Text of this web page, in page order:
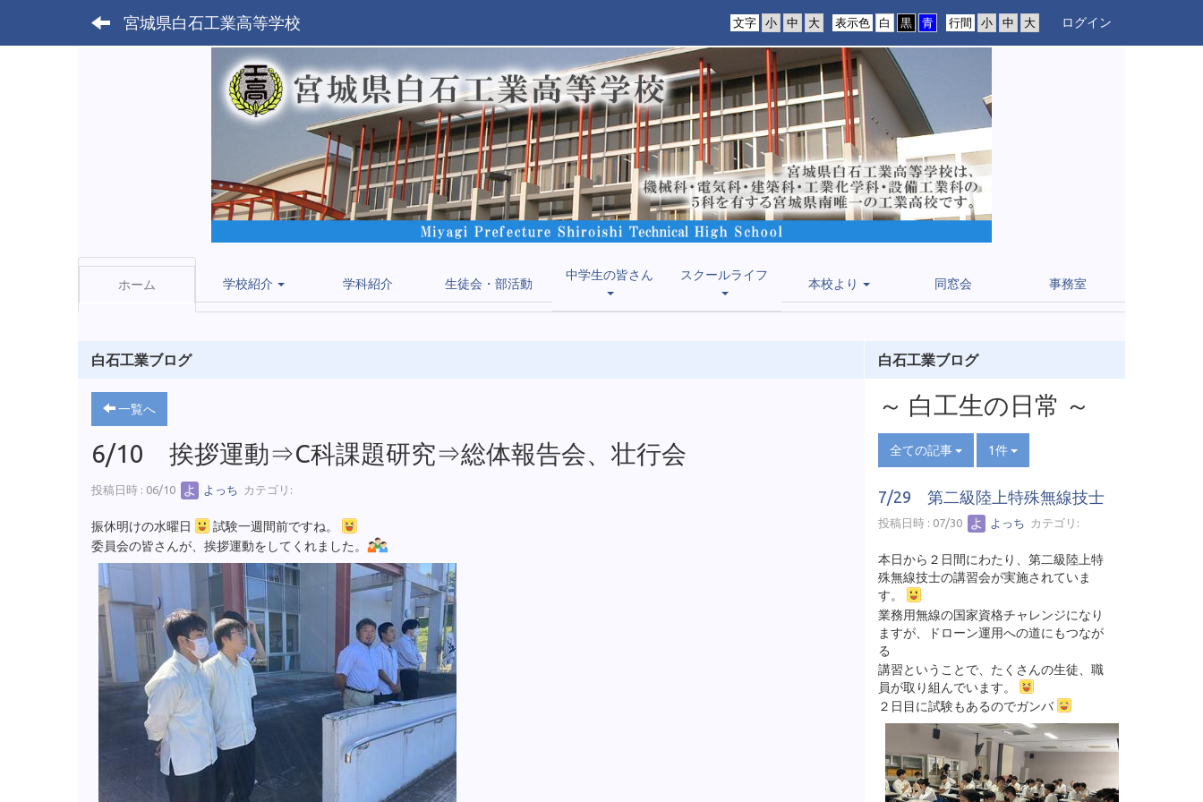
宮城県白石工業高等学校 行間
表示色
文字 ログイン
ホーム 学校紹介 学科紹介 生徒会・部活動
中学生の皆さん スクールライフ
本校より 同窓会 事務室
白石工業ブログ
一覧へ
6/10 挨拶運動⇒C科課題研究⇒総体報告会、壮行会
投稿日時 : 06/10 よっち カテゴリ:
振休明けの水曜日
試験一週間前ですね。
委員会の皆さんが、挨拶運動をしてくれました。
白石工業ブログ
～ 白工生の日常 ～
全ての記事 1件
7/29 第二級陸上特殊無線技士
投稿日時 : 07/30 よっち カテゴリ:
本日から２日間にわたり、第二級陸上特
殊無線技士の講習会が実施されていま
す。
業務用無線の国家資格チャレンジになり
ますが、ドローン運用への道にもつなが
る
講習ということで、たくさんの生徒、職
員が取り組んでいます。
２日目に試験もあるのでガンバ